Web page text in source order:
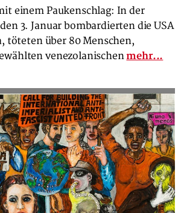
einem Paukenschlag: In der
3. Januar bombardierten die USA
töteten über 80 Menschen,
venezolanischenmehr...